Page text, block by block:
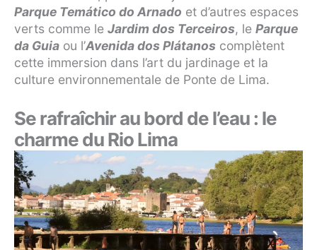
Parque Temático do Arnado et d’autres espaces
verts comme le Jardim dos Terceiros, le Parque
da Guia ou l’Avenida dos Plátanos complètent
cette immersion dans l’art du jardinage et la
culture environnementale de Ponte de Lima.
Se rafraîchir au bord de l’eau : le
charme du Rio Lima